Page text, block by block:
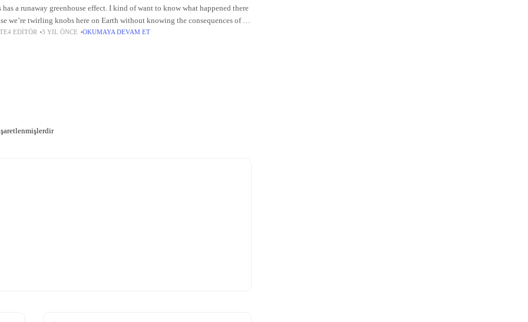
has a runaway greenhouse effect. I kind of want to know what happened there
we’re twirling knobs here on Earth without knowing the consequences of it.
EDITÖR 3 YIL ÖNCE OKUMAYA DEVAM ET